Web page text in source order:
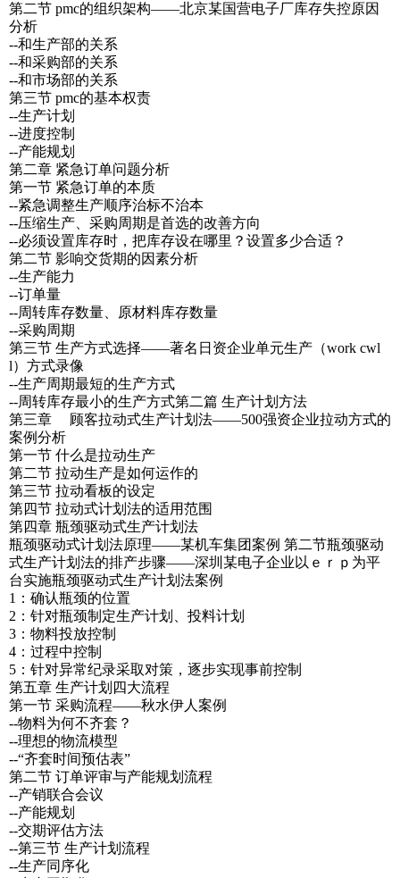
第二节 pmc的组织架构——北京某国营电子厂库存失控原因
分析
--和生产部的关系
--和采购部的关系
--和市场部的关系
第三节 pmc的基本权责
--生产计划
--进度控制
--产能规划
第二章 紧急订单问题分析
第一节 紧急订单的本质
--紧急调整生产顺序治标不治本
--压缩生产、采购周期是首选的改善方向
--必须设置库存时，把库存设在哪里？设置多少合适？
第二节 影响交货期的因素分析
--生产能力
--订单量
--周转库存数量、原材料库存数量
--采购周期
第三节 生产方式选择——著名日资企业单元生产（work cwl
l）方式录像
--生产周期最短的生产方式
--周转库存最小的生产方式第二篇 生产计划方法
第三章 顾客拉动式生产计划法——500强资企业拉动方式的
案例分析
第一节 什么是拉动生产
第二节 拉动生产是如何运作的
第三节 拉动看板的设定
第四节 拉动式计划法的适用范围
第四章 瓶颈驱动式生产计划法
瓶颈驱动式计划法原理——某机车集团案例 第二节瓶颈驱动
式生产计划法的排产步骤——深圳某电子企业以ｅｒｐ为平
台实施瓶颈驱动式生产计划法案例
1：确认瓶颈的位置
2：针对瓶颈制定生产计划、投料计划
3：物料投放控制
4：过程中控制
5：针对异常纪录采取对策，逐步实现事前控制
第五章 生产计划四大流程
第一节 采购流程——秋水伊人案例
--物料为何不齐套？
--理想的物流模型
--“齐套时间预估表”
第二节 订单评审与产能规划流程
--产销联合会议
--产能规划
--交期评估方法
--第三节 生产计划流程
--生产同序化